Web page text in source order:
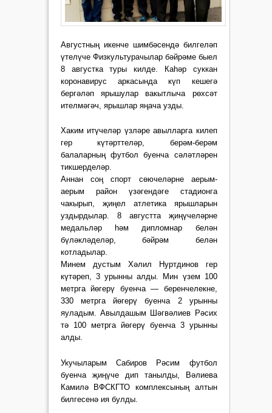
Августның икенче шимбәсендә билгеләп
үтелүче Физкультурачылар бәйрәме быел
8 августка туры килде. Каһәр суккан
коронавирус аркасында күп кешегә
бергәләп ярышулар вакытлыча рөхсәт
ителмәгәч, ярышлар яңача узды.
Хаким итүчеләр үзләре авылларга килеп
гер күтәрттеләр, берәм-берәм
балаларның футбол буенча сәләтләрен
тикшерделәр.
Аннан соң спорт сөючеләрне аерым-
аерым район үзәгендәге стадионга
чакырып, җиңел атлетика ярышларын
уздырдылар. 8 августта җиңүчеләрне
медальләр һәм дипломнар белән
бүләкләделәр, бәйрәм белән
котладылар.
Минем дустым Хәлил Нуртдинов гер
күтәреп, 3 урынны алды. Мин үзем 100
метрга йөгерү буенча — беренчелекне,
330 метрга йөгерү буенча 2 урынны
яуладым. Авылдашым Шәгвәлиев Рәсих
тә 100 метрга йөгерү буенча 3 урынны
алды.
Укучыларым Сабиров Рәсим футбол
буенча җиңүче дип танылды, Вәлиева
Камилә ВФСКГТО комплексының алтын
билгесенә ия булды.